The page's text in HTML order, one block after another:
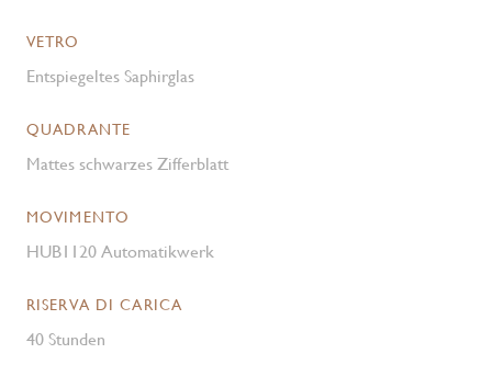
VETRO
Entspiegeltes Saphirglas
QUADRANTE
Mattes schwarzes Zifferblatt
MOVIMENTO
HUB1120 Automatikwerk
RISERVA DI CARICA
40 Stunden